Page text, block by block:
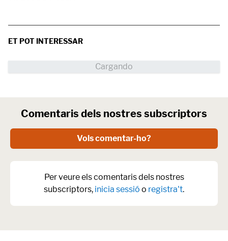
ET POT INTERESSAR
Comentaris dels nostres subscriptors
Vols comentar-ho?
Per veure els comentaris dels nostres
subscriptors, inicia sessió o registra't.